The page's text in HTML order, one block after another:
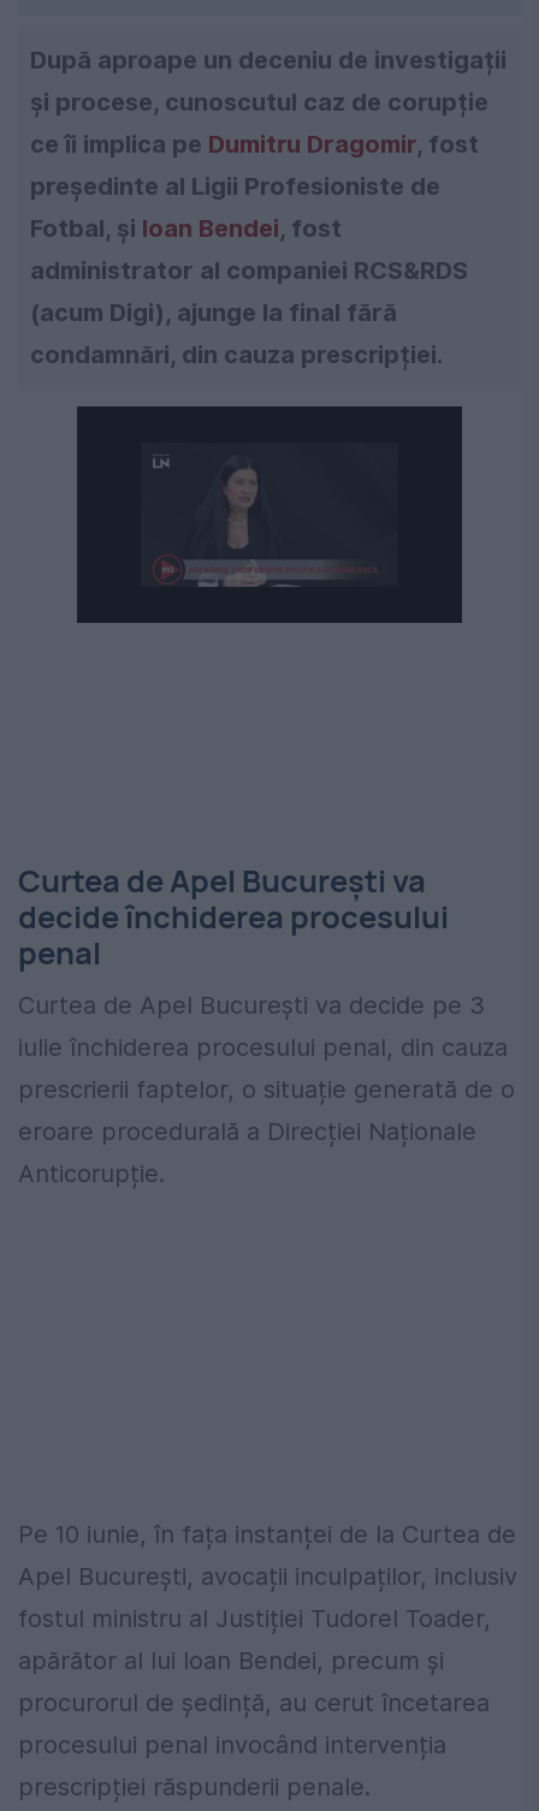
După aproape un deceniu de investigații
și procese, cunoscutul caz de corupție
ce îi implica pe Dumitru Dragomir, fost
președinte al Ligii Profesioniste de
Fotbal, și Ioan Bendei, fost
administrator al companiei RCS&RDS
(acum Digi), ajunge la final fără
condamnări, din cauza prescripției.
Curtea de Apel București va
decide închiderea procesului
penal
Curtea de Apel București va decide pe 3
iulie închiderea procesului penal, din cauza
prescrierii faptelor, o situație generată de o
eroare procedurală a Direcției Naționale
Anticorupție.
Pe 10 iunie, în fața instanței de la Curtea de
Apel București, avocații inculpaților, inclusiv
fostul ministru al Justiției Tudorel Toader,
apărător al lui Ioan Bendei, precum și
procurorul de ședință, au cerut încetarea
procesului penal invocând intervenția
prescripției răspunderii penale.